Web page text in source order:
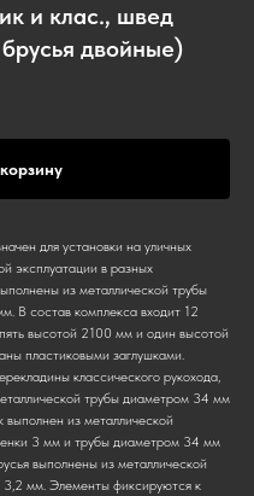
и клас., швед
двойные)
для установки на уличных
эксплуатации в разных
из металлической трубы
В состав комплекса входит 12
высотой 2100 мм и один высотой
пластиковыми заглушками.
классического рукохода,
трубы диаметром 34 мм
из металлической
3 мм и трубы диаметром 34 мм
выполнены из металлической
мм. Элементы фиксируются к